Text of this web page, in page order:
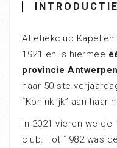
INTRODUCTIE
Atletiekclub
1921 en is hiermee
provincie Antwerpen
haar 50-ste
“Koninklijk” aan haar
In 2021 vieren we de
club. Tot 1982 was